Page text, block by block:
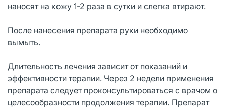
наносят на кожу 1-2 раза в сутки и слегка втирают.
После нанесения препарата руки необходимо
вымыть.
Длительность лечения зависит от показаний и
эффективности терапии. Через 2 недели применения
препарата следует проконсультироваться с врачом о
целесообразности продолжения терапии. Препарат